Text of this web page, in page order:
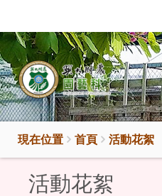
到
主
要
內
容
區
現在位置 首頁 活動花絮
活動花絮